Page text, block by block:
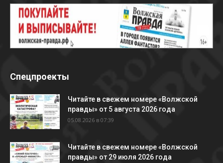
Спецпроекты
Читайте в свежем номере «Волжской
правды» от 5 августа 2026 года
05.08.2026 в 07:39
Читайте в свежем номере «Волжской
правды» от 29 июля 2026 года